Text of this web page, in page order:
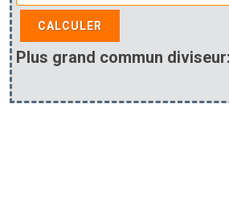
CALCULER
Plus grand commun diviseur: